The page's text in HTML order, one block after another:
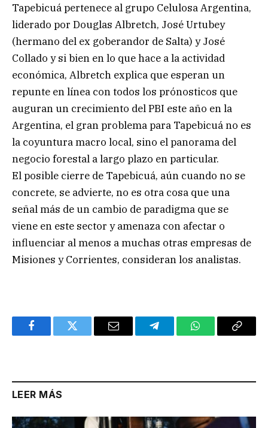
Tapebicuá pertenece al grupo Celulosa Argentina,
liderado por Douglas Albretch, José Urtubey
(hermano del ex goberandor de Salta) y José
Collado y si bien en lo que hace a la actividad
económica, Albretch explica que esperan un
repunte en línea con todos los prónosticos que
auguran un crecimiento del PBI este año en la
Argentina, el gran problema para Tapebicuá no es
la coyuntura macro local, sino el panorama del
negocio forestal a largo plazo en particular.
El posible cierre de Tapebicuá, aún cuando no se
concrete, se advierte, no es otra cosa que una
señal más de un cambio de paradigma que se
viene en este sector y amenaza con afectar o
influenciar al menos a muchas otras empresas de
Misiones y Corrientes, consideran los analistas.
FacebookTwitter Email TelegramWhatsAppCopy
LEER MÁS